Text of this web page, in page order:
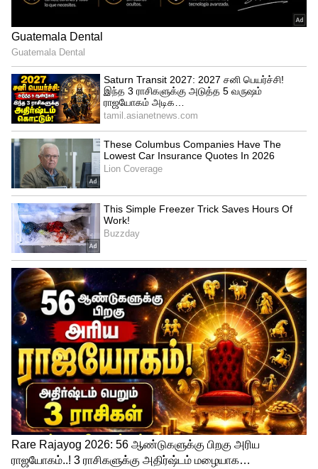
டெஸ்ட் போட்டிகள் கொண்ட தொடரையும் 3-
0 என்ற கணக்கில் கைப்பற்றியது.
பாகிஸ்தானை அதன் சொந்த மண்ணில்
மண்ணை கவ்வ வைத்தது என்பது
குறிப்பிடத்தக்கது.
அடுத்தடுத்த போட்டிகளில் பார்ல்
ராயல்ஸ், டர்பன் சூப்பர் ஜெயிண்ட்ஸ்
அணி வெற்றி!